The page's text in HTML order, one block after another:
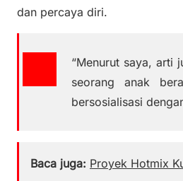
dan percaya diri.
“Menurut saya, arti
seorang anak
bersosialisasi
Baca juga: Proyek Hotmix